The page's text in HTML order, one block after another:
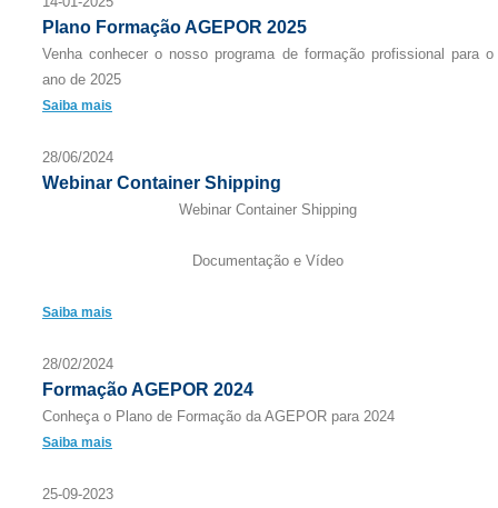
Plano Formação AGEPOR 2025
Venha conhecer o nosso programa de formação profissional para o
ano de 2025
Saiba mais
28/06/2024
Webinar Container Shipping
Webinar Container Shipping
Documentação e Vídeo
Saiba mais
28/02/2024
Formação AGEPOR 2024
Conheça o Plano de Formação da AGEPOR para 2024
Saiba mais
25-09-2023